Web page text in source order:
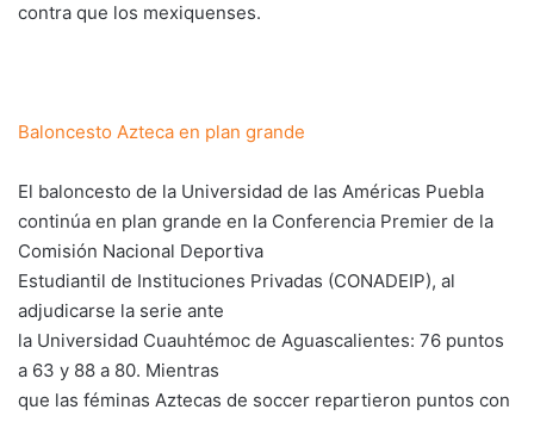
contra que los mexiquenses.
Baloncesto Azteca en plan grande
El baloncesto de la Universidad de las Américas Puebla
continúa en plan grande en la Conferencia Premier de la
Comisión Nacional Deportiva
Estudiantil de Instituciones Privadas (CONADEIP), al
adjudicarse la serie ante
la Universidad Cuauhtémoc de Aguascalientes: 76 puntos
a 63 y 88 a 80. Mientras
que las féminas Aztecas de soccer repartieron puntos con